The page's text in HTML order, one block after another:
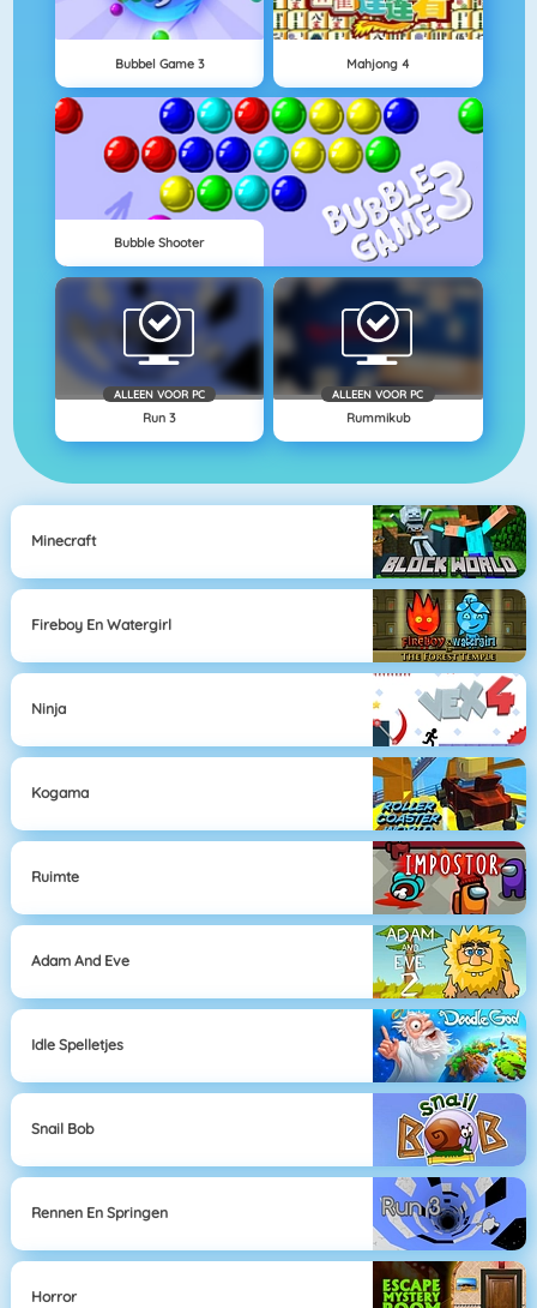
Bubbel Game 3 Mahjong 4
Bubble Shooter
ALLEEN VOOR PC
Run 3
ALLEEN VOOR PC
Rummikub
Minecraft
Fireboy En Watergirl
Ninja
Kogama
Ruimte
Adam And Eve
Idle Spelletjes
Snail Bob
Rennen En Springen
Horror